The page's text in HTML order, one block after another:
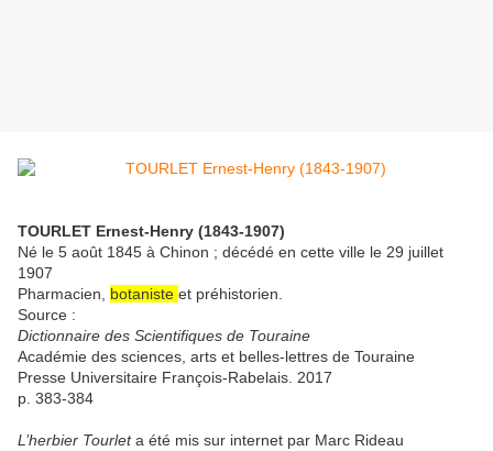
TOURLET Ernest-Henry (1843-1907)
Né le 5 août 1845 à Chinon ; décédé en cette ville le 29 juillet
1907
Pharmacien, botaniste et préhistorien.
Source :
Dictionnaire des Scientifiques de Touraine
Académie des sciences, arts et belles-lettres de Touraine
Presse Universitaire François-Rabelais. 2017
p. 383-384
L’herbier Tourleta été mis sur internet par Marc Rideau